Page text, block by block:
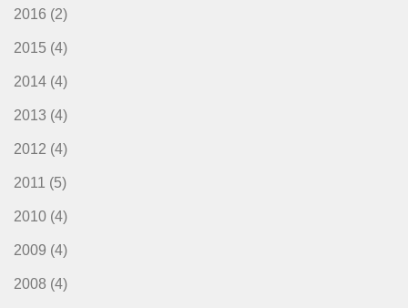
2016 (2)
2015 (4)
2014 (4)
2013 (4)
2012 (4)
2011 (5)
2010 (4)
2009 (4)
2008 (4)